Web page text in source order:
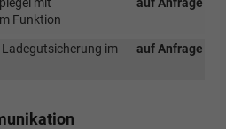
Funktion
auf Anfrage
im